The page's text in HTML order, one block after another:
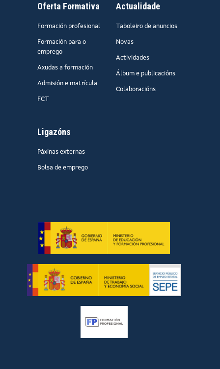
Oferta Formativa
Formación profesional
Formación para o
emprego
Axudas a formación
Admisión e matrícula
FCT
Actualidade
Taboleiro de anuncios
Novas
Actividades
Álbum e publicacións
Colaboracións
Ligazóns
Páxinas externas
Bolsa de emprego